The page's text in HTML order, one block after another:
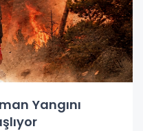
Yangını